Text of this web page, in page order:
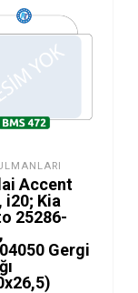
Accent
i20; Kia
25286-
Gergi